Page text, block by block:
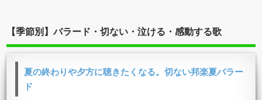
【季節別】バラード・切ない・泣ける・感動する歌
夏の終わりや夕方に聴きたくなる。切ない邦楽夏バラー
ド